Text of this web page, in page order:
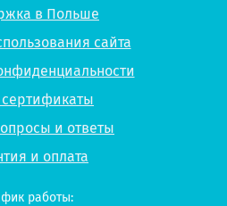
в Польше
сайта
и ответы
и оплата
работы: